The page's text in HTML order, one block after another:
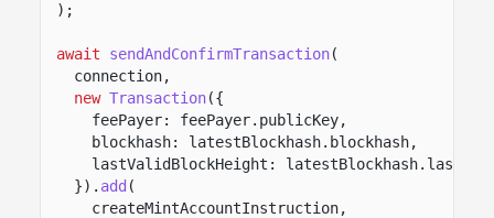
);
await sendAndConfirmTransaction(
connection,
new Transaction({
feePayer: feePayer.publicKey,
blockhash: latestBlockhash.blockhash,
lastValidBlockHeight:
}). add (
createMintAccountInstruction,